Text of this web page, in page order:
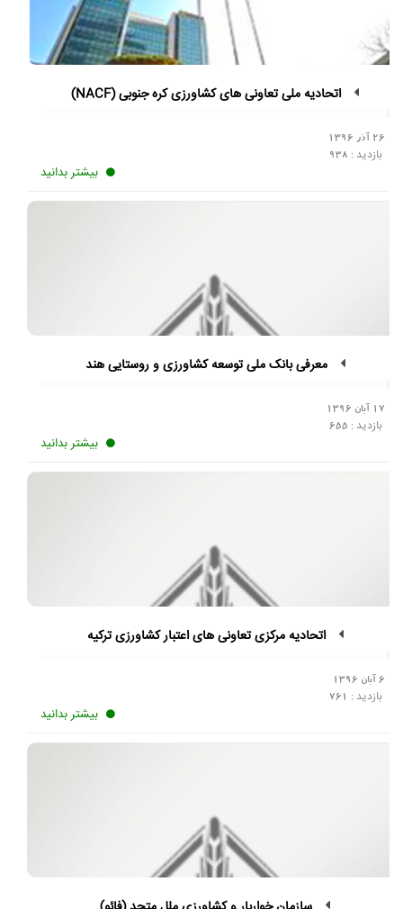
اتحادیه ملی تعاونی های کشاورزی کره جنوبی (NACF)
بازدید :938
بیشتر بدانید
معرفی بانک ملی توسعه کشاورزی و روستایی هند
بازدید :655
بیشتر بدانید
اتحادیه مرکزی تعاونی های اعتبار کشاورزی ترکیه
بازدید :761
بیشتر بدانید